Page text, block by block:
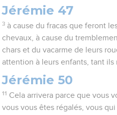
Jérémie 47
3 à cause du fracas que feront
chevaux, à cause du
chars et du vacarme de leurs
attention à leurs enfants, tant ils
Jérémie 50
11 Cela arrivera parce que vous
vous vous êtes régalés, vous